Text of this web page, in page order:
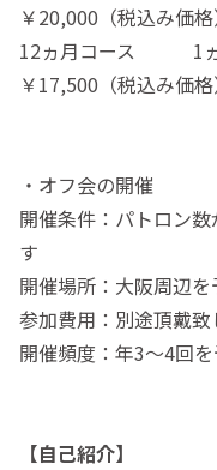
￥20,000（税込み価格
12ヵ月コース
￥17,500（税込み価格
・オフ会の開催
開催条件：パトロン
す
開催場所：大阪周辺を
参加費用：別途頂戴致
開催頻度：年3～4回
【自己紹介】